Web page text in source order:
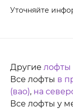
Уточняйте
Другие лофты
Все лофты в
(вао), на
Все лофты у